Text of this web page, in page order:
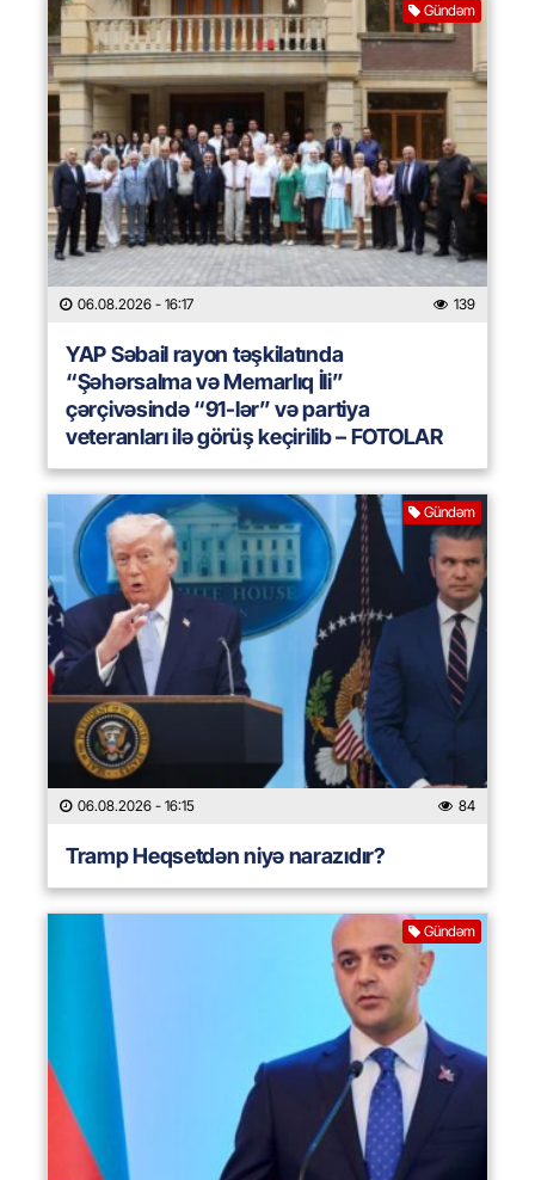
Gündəm
06.08.2026 - 16:17 139
YAP Səbail rayon təşkilatında
“Şəhərsalma və Memarlıq İli”
çərçivəsində “91-lər” və partiya
veteranları ilə görüş keçirilib – FOTOLAR
Gündəm
06.08.2026 - 16:15 84
Tramp Heqsetdən niyə narazıdır?
Gündəm